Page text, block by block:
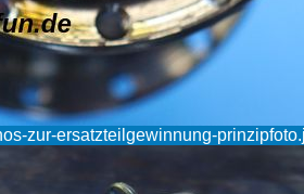
zur-ersatzteilgewinnung-